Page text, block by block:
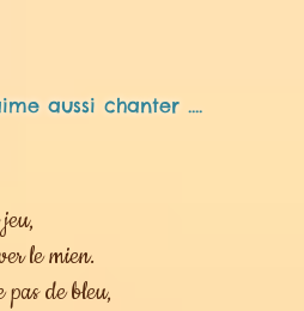
aussi chanter ....
le mien.
pas de bleu,